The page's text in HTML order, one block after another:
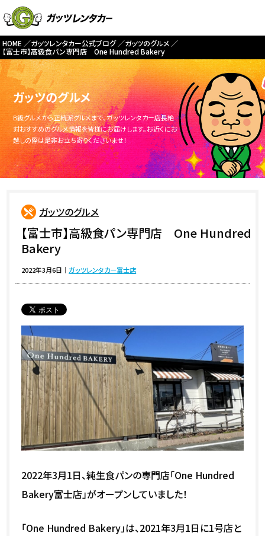
HOME ガッツレンタカー公式ブログ
ガッツのグルメ
【富士市】高級食パン専門店 One Hundred Bakery
ガッツのグルメ
B級グルメから正統派グルメまで、ガッツレンタカー店長絶
対おすすめのグルメ情報を皆様にお届けします。お近くにお
越しの際は是非お立ち寄りくださいませ！
ガッツのグルメ
【富士市】高級食パン専門店 One Hundred
Bakery
2022年3月6日 ｜ガッツレンタカー富士店
2022年3月1日、純生食パンの専門店「One Hundred
Bakery富士店」がオープンしていました！
「One Hundred Bakery」は、2021年3月1日に1号店と